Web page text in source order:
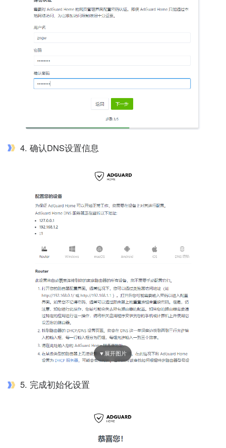
4. 确认DNS设置信息
5. 完成初始化设置